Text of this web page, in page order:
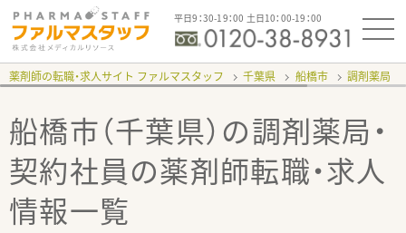
平日9：30-19：00 土日10：00-19：00
薬剤師の転職・求人サイト ファルマスタッフ 千葉県 船橋市 調剤薬局
船橋市（千葉県）の調剤薬局・
契約社員の薬剤師転職・求人
情報一覧